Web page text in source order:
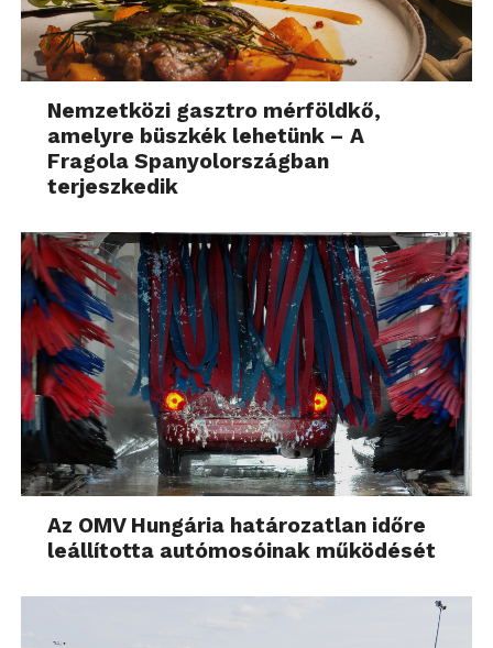
Nemzetközi gasztro mérföldkő,
amelyre büszkék lehetünk – A
Fragola Spanyolországban
terjeszkedik
Az OMV Hungária határozatlan időre
leállította autómosóinak működését